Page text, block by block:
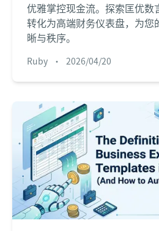
优雅掌控现金流。探索匡优数
转化为高端财务仪表盘，为您
晰与秩序。
Ruby • 2026/04/20